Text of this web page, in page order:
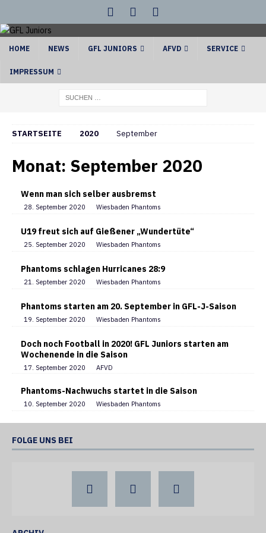
HOME NEWS GFL JUNIORS AFVD SERVICE
IMPRESSUM
STARTSEITE 2020 September
Monat: September 2020
Wenn man sich selber ausbremst
28. September 2020 Wiesbaden Phantoms
U19 freut sich auf Gießener „Wundertüte“
25. September 2020 Wiesbaden Phantoms
Phantoms schlagen Hurricanes 28:9
21. September 2020 Wiesbaden Phantoms
Phantoms starten am 20. September in GFL-J-Saison
19. September 2020 Wiesbaden Phantoms
Doch noch Football in 2020! GFL Juniors starten am
Wochenende in die Saison
17. September 2020 AFVD
Phantoms-Nachwuchs startet in die Saison
10. September 2020 Wiesbaden Phantoms
FOLGE UNS BEI